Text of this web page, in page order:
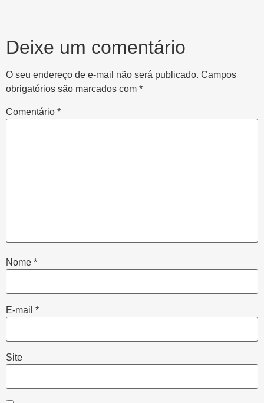
Deixe um comentário
O seu endereço de e-mail não será publicado. Campos
obrigatórios são marcados com *
Comentário *
Nome *
E-mail *
Site